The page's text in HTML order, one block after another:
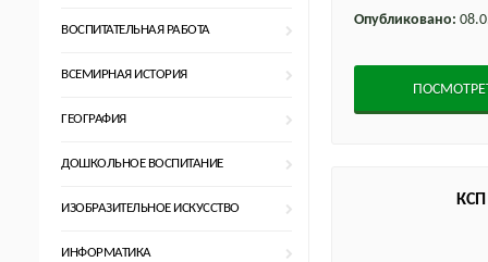
ВОСПИТАТЕЛЬНАЯ РАБОТА
ВСЕМИРНАЯ ИСТОРИЯ
ГЕОГРАФИЯ
ДОШКОЛЬНОЕ ВОСПИТАНИЕ
ИЗОБРАЗИТЕЛЬНОЕ ИСКУССТВО
ИНФОРМАТИКА
Опубликовано: